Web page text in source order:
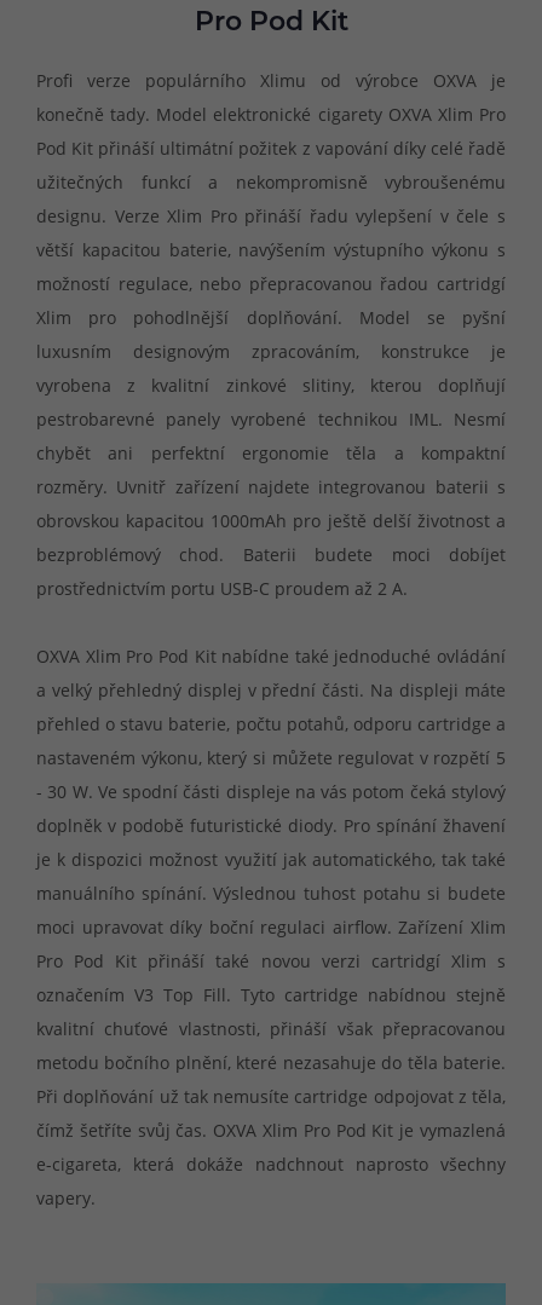
Pro Pod Kit
Profi verze populárního Xlimu od výrobce OXVA je
konečně tady. Model elektronické cigarety OXVA Xlim Pro
Pod Kit přináší ultimátní požitek z vapování díky celé řadě
užitečných funkcí a nekompromisně vybroušenému
designu. Verze Xlim Pro přináší řadu vylepšení v čele s
větší kapacitou baterie, navýšením výstupního výkonu s
možností regulace, nebo přepracovanou řadou cartridgí
Xlim pro pohodlnější doplňování. Model se pyšní
luxusním designovým zpracováním, konstrukce je
vyrobena z kvalitní zinkové slitiny, kterou doplňují
pestrobarevné panely vyrobené technikou IML. Nesmí
chybět ani perfektní ergonomie těla a kompaktní
rozměry. Uvnitř zařízení najdete integrovanou baterii s
obrovskou kapacitou 1000mAh pro ještě delší životnost a
bezproblémový chod. Baterii budete moci dobíjet
prostřednictvím portu USB-C proudem až 2 A.
OXVA Xlim Pro Pod Kit nabídne také jednoduché ovládání
a velký přehledný displej v přední části. Na displeji máte
přehled o stavu baterie, počtu potahů, odporu cartridge a
nastaveném výkonu, který si můžete regulovat v rozpětí 5
- 30 W. Ve spodní části displeje na vás potom čeká stylový
doplněk v podobě futuristické diody. Pro spínání žhavení
je k dispozici možnost využití jak automatického, tak také
manuálního spínání. Výslednou tuhost potahu si budete
moci upravovat díky boční regulaci airflow. Zařízení Xlim
Pro Pod Kit přináší také novou verzi cartridgí Xlim s
označením V3 Top Fill. Tyto cartridge nabídnou stejně
kvalitní chuťové vlastnosti, přináší však přepracovanou
metodu bočního plnění, které nezasahuje do těla baterie.
Při doplňování už tak nemusíte cartridge odpojovat z těla,
čímž šetříte svůj čas. OXVA Xlim Pro Pod Kit je vymazlená
e-cigareta, která dokáže nadchnout naprosto všechny
vapery.